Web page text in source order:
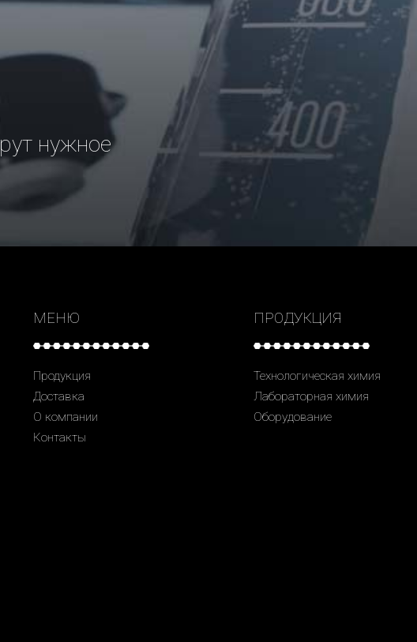
нужное
МЕНЮ
Продукция
Доставка
О компании
Контакты
ПРОДУКЦИЯ
Технологическая химия
Лабораторная химия
Оборудование